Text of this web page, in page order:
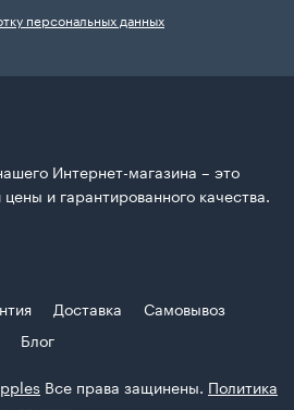
персональных данных
Интернет-магазина – это
и гарантированного качества.
Доставка
Самовывоз
Блог
Все права защинены. Политика